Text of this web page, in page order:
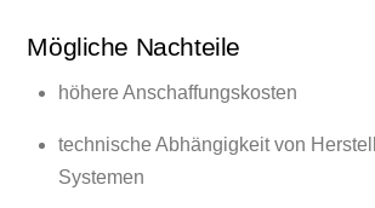
Mögliche Nachteile
höhere Anschaffungskosten
technische Abhängigkeit von
Systemen